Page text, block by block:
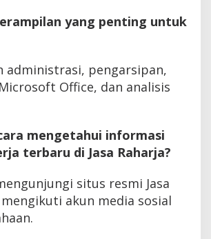
yang penting untuk
administrasi, pengarsipan,
Office, dan analisis
mengetahui informasi
terbaru di Jasa Raharja?
situs resmi Jasa
akun media sosial